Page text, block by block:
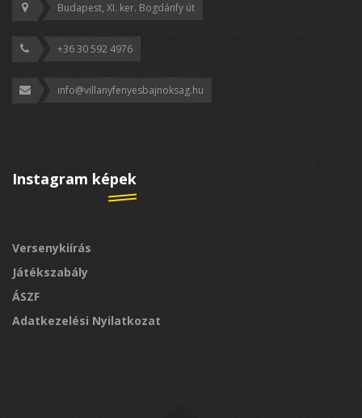
Budapest, XI. ker. Bogdánfy út
+36 30 592 4976
info@villanyfenyesbajnoksag.hu
Instagram képek
Versenykiírás
Játékszabály
ÁSZF
Adatkezelési Nyilatkozat